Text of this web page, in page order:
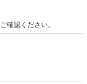
確認ください。